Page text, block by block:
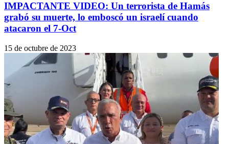
IMPACTANTE VIDEO: Un terrorista de Hamás
grabó su muerte, lo emboscó un israelí cuando
atacaron el 7-Oct
15 de octubre de 2023